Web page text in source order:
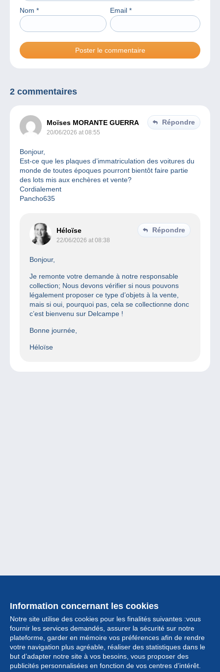
Nom * Email *
2 commentaires
Moïses MORANTE GUERRA
20/06/2026 at 08:55
Répondre
Bonjour,
Est-ce que les plaques d’immatriculation des voitures du
monde de toutes époques pourront bientôt faire partie
des lots mis aux enchères et vente?
Cordialement
Pancho635
Héloïse
22/06/2026 at 08:38
Répondre
Bonjour,
Je remonte votre demande à notre responsable
collection; Nous devons vérifier si nous pouvons
légalement proposer ce type d’objets à la vente,
mais si oui, pourquoi pas, cela se collectionne donc
c’est bienvenu sur Delcampe !
Bonne journée,
Héloïse
Information concernant les cookies
Notre site utilise des cookies pour les finalités suivantes :vous
fournir les services demandés, assurer la sécurité sur notre
plateforme, garder en mémoire vos préférences afin de rendre
votre navigation plus agréable, réaliser des statistiques dans le
but d’adapter notre site à vos besoins, vous proposer des
publicités personnalisées en fonction de vos centres d’intérêt.
Collection